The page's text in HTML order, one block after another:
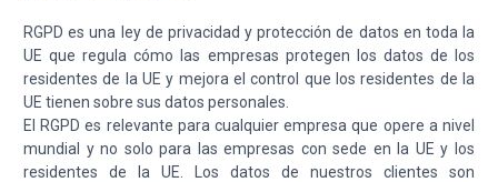
RGPD es una ley de privacidad y protección de datos en toda la
UE que regula cómo las empresas protegen los datos de los
residentes de la UE y mejora el control que los residentes de la
UE tienen sobre sus datos personales.
El RGPD es relevante para cualquier empresa que opere a nivel
mundial y no solo para las empresas con sede en la UE y los
residentes de la UE. Los datos de nuestros clientes son